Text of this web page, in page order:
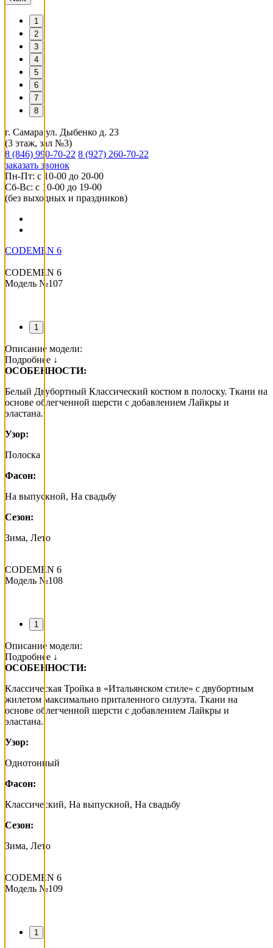
1
2
3
4
5
6
7
8
г. Самара ул. Дыбенко д. 23
(3 этаж, зал №3)
8 (846) 990-70-22 8 (927) 260-70-22
заказать звонок
Пн-Пт: с 10-00 до 20-00
Сб-Вс: с 10-00 до 19-00
(без выходных и праздников)
CODEMEN 6
CODEMEN 6
Модель №107
1
Описание модели:
Подробнее ↓
ОСОБЕННОСТИ:
Белый Двубортный Классический костюм в полоску. Ткани на
основе облегченной шерсти с добавлением Лайкры и
эластана.
Узор:
Полоска
Фасон:
На выпускной, На свадьбу
Сезон:
Зима, Лето
CODEMEN 6
Модель №108
1
Описание модели:
Подробнее ↓
ОСОБЕННОСТИ:
Классическая Тройка в «Итальянском стиле» с двубортным
жилетом максимально приталенного силуэта. Ткани на
основе облегченной шерсти с добавлением Лайкры и
эластана.
Узор:
Однотонный
Фасон:
Классический, На выпускной, На свадьбу
Сезон:
Зима, Лето
CODEMEN 6
Модель №109
1